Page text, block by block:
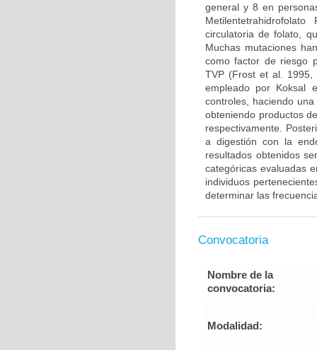
general y 8 en
circulatoria de folato,
Muchas mutaciones
como factor de riesgo
TVP (Frost et al. 1995,
empleado por Koksal
controles, haciendo
obteniendo productos
respectivamente.
a digestión con la
resultados obtenidos
categóricas evaluadas
individuos
determinar las
Convocatoria
Nombre de la
convocatoria:
Modalidad: